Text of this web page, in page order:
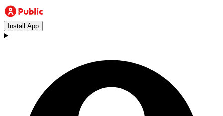
Install App